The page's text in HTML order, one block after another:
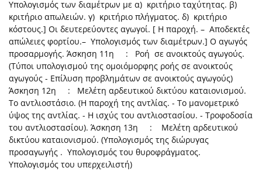
Υπολογισμός των διαμέτρων με α) κριτήριο ταχύτητας. β)
κριτήριο απωλειών. γ) κριτήριο πλήγματος. δ) κριτήριο
κόστους.] Οι δευτερεύοντες αγωγοί. [ Η παροχή. – Αποδεκτές
απώλειες φορτίου.– Υπολογισμός των διαμέτρων.] Ο αγωγός
προσαρμογής. Άσκηση 11η : Ροή σε ανοικτούς αγωγούς.
(Τύποι υπολογισμού της ομοιόμορφης ροής σε ανοικτούς
αγωγούς - Επίλυση προβλημάτων σε ανοικτούς αγωγούς)
Άσκηση 12η : Μελέτη αρδευτικού δικτύου καταιονισμού.
Το αντλιοστάσιο. (Η παροχή της αντλίας. - Το μανομετρικό
ύψος της αντλίας. - Η ισχύς του αντλιοστασίου. - Τροφοδοσία
του αντλιοστασίου). Άσκηση 13η : Μελέτη αρδευτικού
δικτύου καταιονισμού. (Υπολογισμός της διώρυγας
προσαγωγής . Υπολογισμός του θυροφράγματος.
Υπολογισμός του υπερχειλιστή)